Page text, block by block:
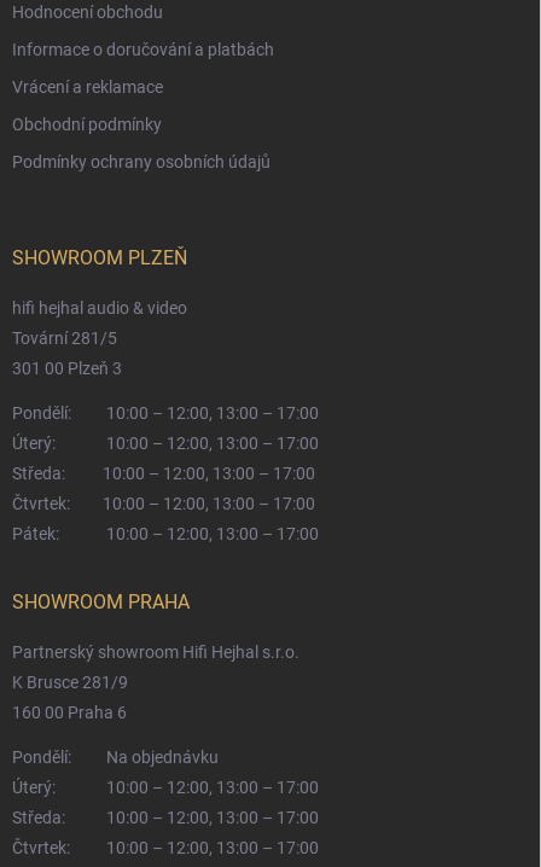
Hodnocení obchodu
Informace o doručování a platbách
Vrácení a reklamace
Obchodní podmínky
Podmínky ochrany osobních údajů
SHOWROOM PLZEŇ
hifi hejhal audio & video
Tovární 281/5
301 00 Plzeň 3
Pondělí:
10:00 – 12:00, 13:00 – 17:00
Úterý:
10:00 – 12:00, 13:00 – 17:00
Středa:
10:00 – 12:00, 13:00 – 17:00
Čtvrtek:
10:00 – 12:00, 13:00 – 17:00
Pátek:
10:00 – 12:00, 13:00 – 17:00
SHOWROOM PRAHA
Partnerský showroom Hifi Hejhal s.r.o.
K Brusce 281/9
160 00 Praha 6
Pondělí:
Na objednávku
Úterý:
10:00 – 12:00, 13:00 – 17:00
Středa:
10:00 – 12:00, 13:00 – 17:00
Čtvrtek:
10:00 – 12:00, 13:00 – 17:00